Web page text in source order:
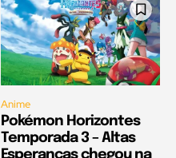
Anime
Pokémon Horizontes
Temporada 3 – Altas
Esperanças chegou na